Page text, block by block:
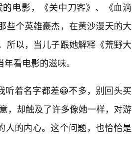
电影，《关中刀客》、《血滴
些个英雄豪杰，在黄沙漫天的大
所以，当儿子跟她解释《荒野大
看电影的滋味。
听着名字都差😀不多，别回头买
，却触及了许多像她一样，对游
人的内心。这个问题，也恰恰是